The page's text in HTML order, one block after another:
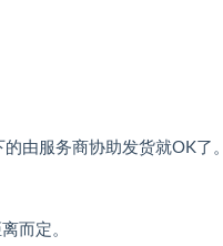
由服务商协助发货就OK了。
而定。